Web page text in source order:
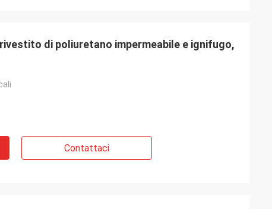
di poliuretano impermeabile e ignifugo,
Contattaci